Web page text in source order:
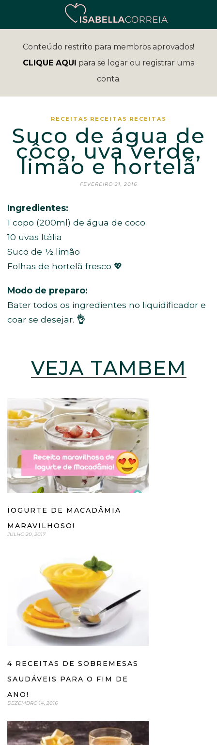
Conteúdo restrito para membros aprovados!
CLIQUE AQUI para se logar ou registrar uma
conta.
RECEITAS RECEITAS RECEITAS
Suco de água de
côco, uva verde,
limão e hortelã
FEVEREIRO 21, 2016
Ingredientes:
1 copo (200ml) de água de coco
10 uvas Itália
Suco de ½ limão
Folhas de hortelã fresco 💖
Modo de preparo:
Bater todos os ingredientes no liquidificador e
coar se desejar. 👌
VEJA TAMBÉM
IOGURTE DE MACADÂMIA
MARAVILHOSO!
JULHO 20, 2017
4 RECEITAS DE SOBREMESAS
SAUDÁVEIS PARA O FIM DE
ANO!
DEZEMBRO 14, 2016